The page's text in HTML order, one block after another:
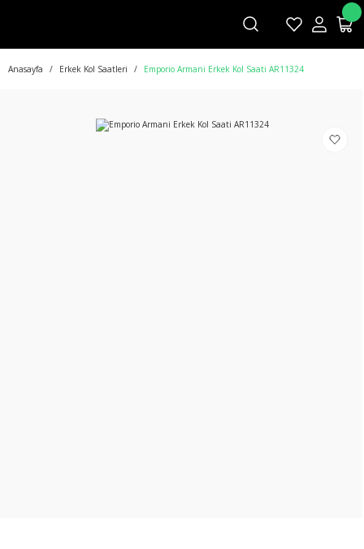
Anasayfa Erkek Kol Saatleri Emporio Armani Erkek Kol Saati AR11324